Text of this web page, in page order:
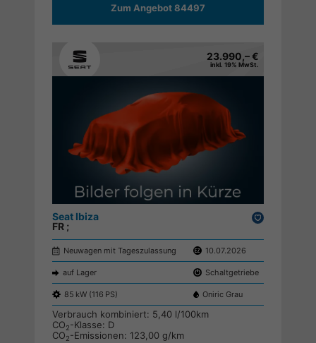
Zum Angebot 84497
23.990,– €
inkl. 19% MwSt.
Seat Ibiza
FR ;
Neuwagen mit Tageszulassung 10.07.2026
auf Lager Schaltgetriebe
85 kW (116 PS) Oniric Grau
Verbrauch kombiniert: 5,40 l/100km
CO2-Klasse: D
CO2-Emissionen: 123,00 g/km